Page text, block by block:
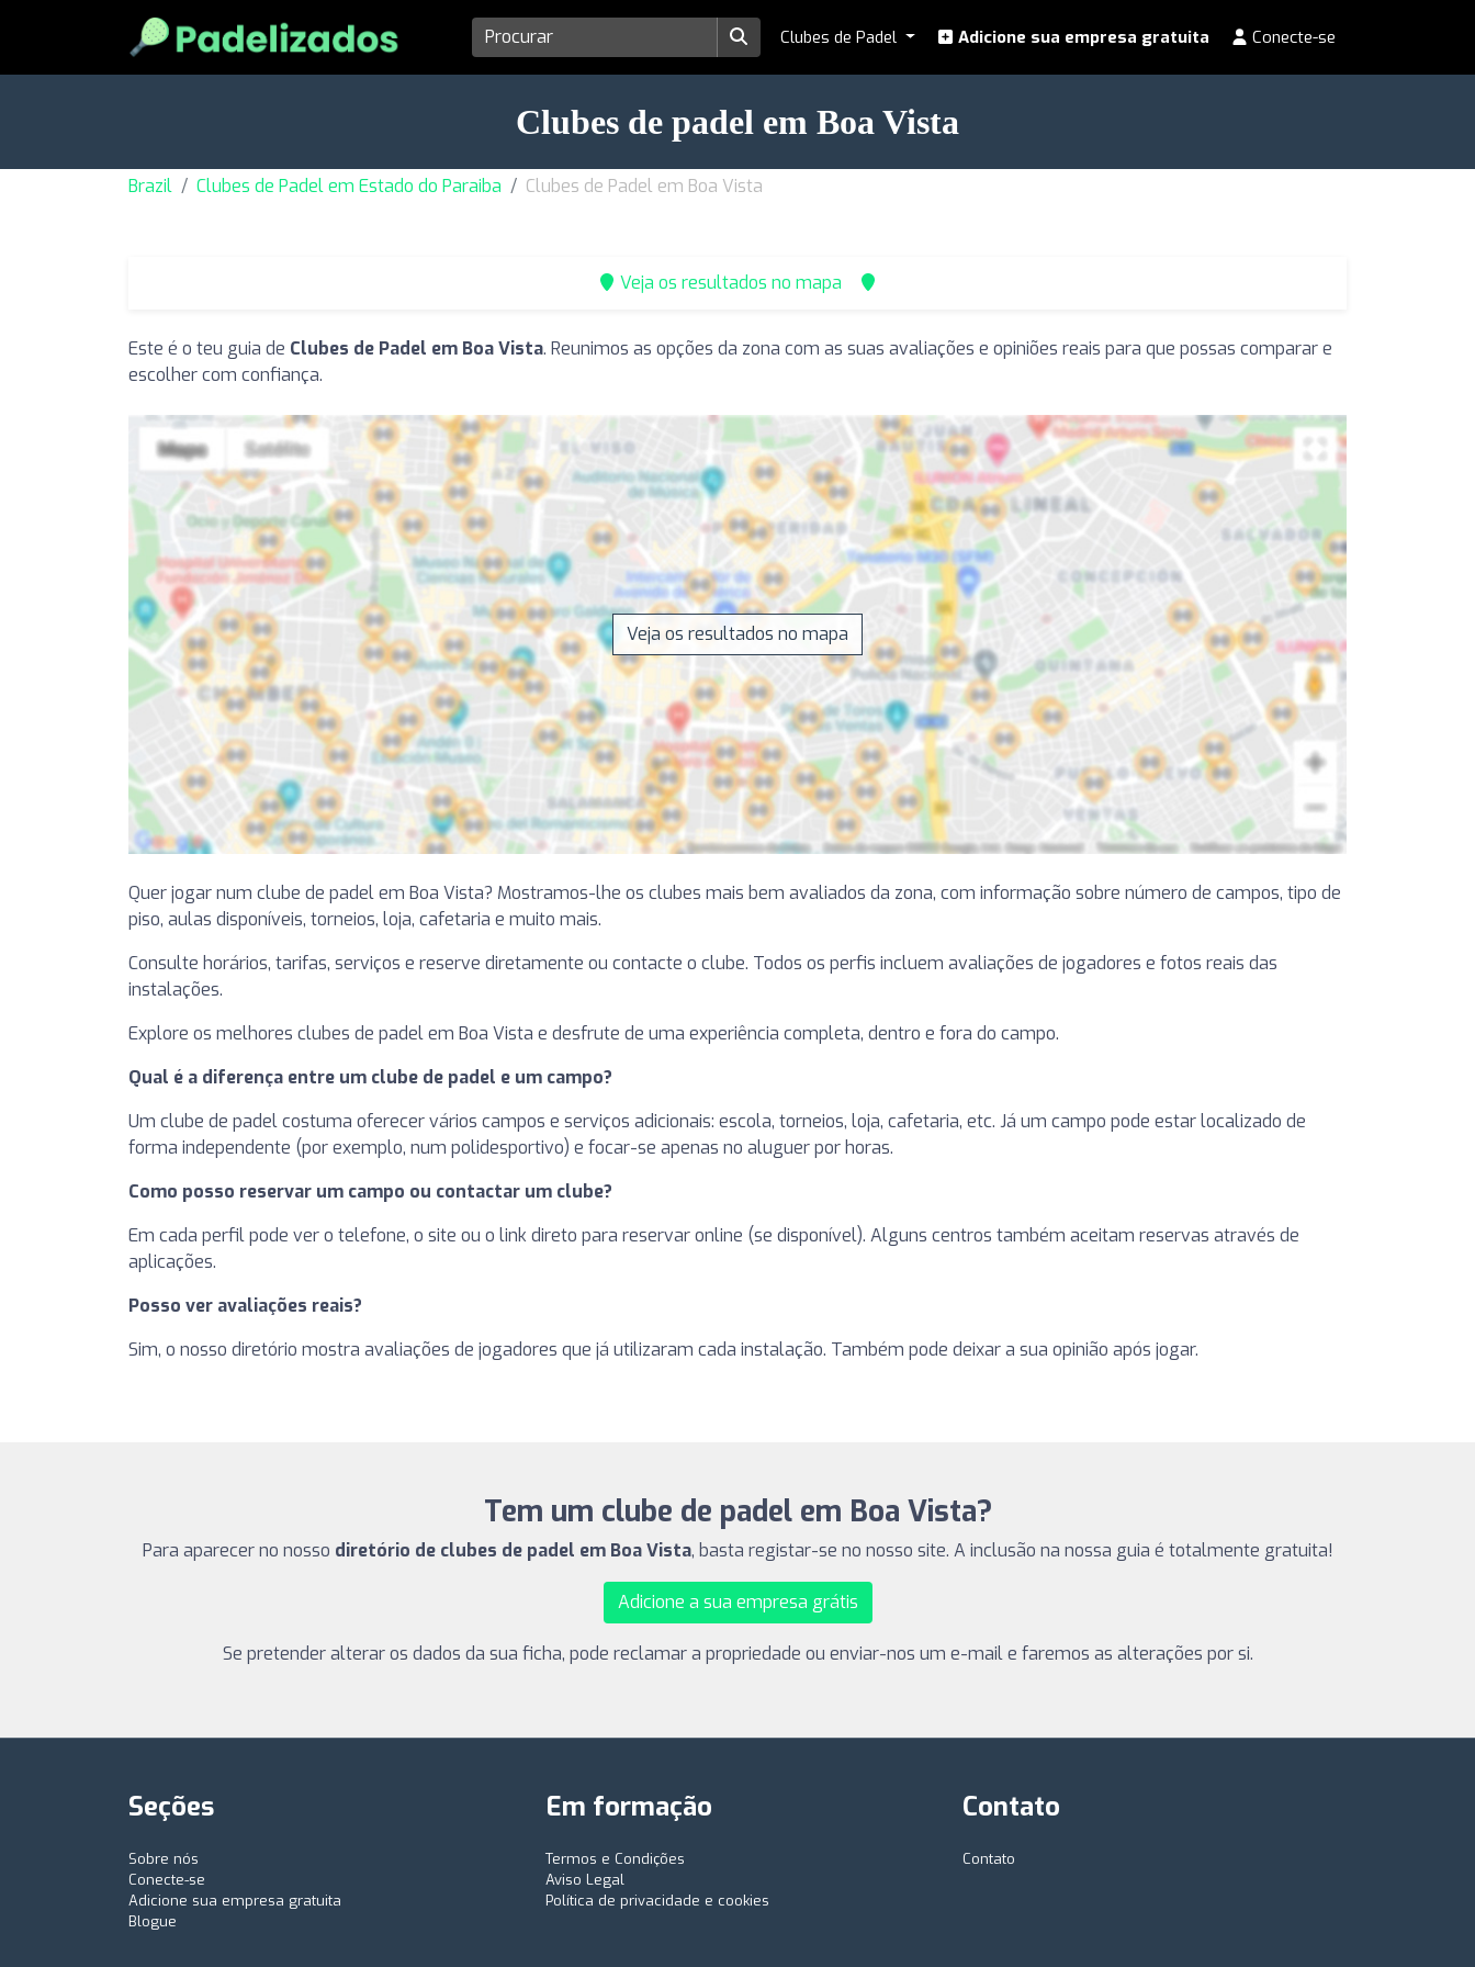
Clubes de Padel Adicione sua empresa gratuita Conecte-se
Clubes de padel em Boa Vista
Brazil Clubes de Padel em Estado do Paraiba Clubes de Padel em Boa Vista
Veja os resultados no mapa
Este é o teu guia de Clubes de Padel em Boa Vista. Reunimos as opções da zona com as suas avaliações e opiniões reais para que possas comparar e
escolher com confiança.
Veja os resultados no mapa
Quer jogar num clube de padel em Boa Vista? Mostramos-lhe os clubes mais bem avaliados da zona, com informação sobre número de campos, tipo de
piso, aulas disponíveis, torneios, loja, cafetaria e muito mais.
Consulte horários, tarifas, serviços e reserve diretamente ou contacte o clube. Todos os perfis incluem avaliações de jogadores e fotos reais das
instalações.
Explore os melhores clubes de padel em Boa Vista e desfrute de uma experiência completa, dentro e fora do campo.
Qual é a diferença entre um clube de padel e um campo?
Um clube de padel costuma oferecer vários campos e serviços adicionais: escola, torneios, loja, cafetaria, etc. Já um campo pode estar localizado de
forma independente (por exemplo, num polidesportivo) e focar-se apenas no aluguer por horas.
Como posso reservar um campo ou contactar um clube?
Em cada perfil pode ver o telefone, o site ou o link direto para reservar online (se disponível). Alguns centros também aceitam reservas através de
aplicações.
Posso ver avaliações reais?
Sim, o nosso diretório mostra avaliações de jogadores que já utilizaram cada instalação. Também pode deixar a sua opinião após jogar.
Tem um clube de padel em Boa Vista?
Para aparecer no nosso diretório de clubes de padel em Boa Vista, basta registar-se no nosso site. A inclusão na nossa guia é totalmente gratuita!
Adicione a sua empresa grátis
Se pretender alterar os dados da sua ficha, pode reclamar a propriedade ou enviar-nos um e-mail e faremos as alterações por si.
Seções
Sobre nós
Conecte-se
Adicione sua empresa gratuita
Blogue
Em formação
Termos e Condições
Aviso Legal
Política de privacidade e cookies
Contato
Contato